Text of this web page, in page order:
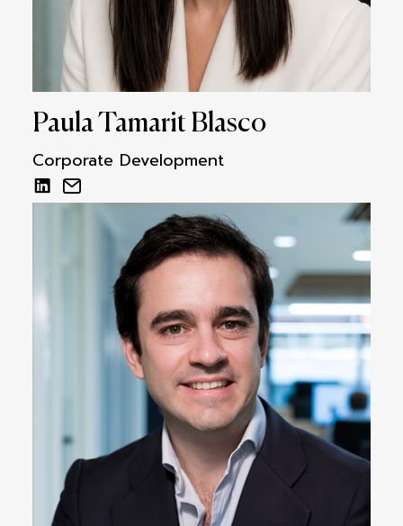
Paula Tamarit Blasco
Corporate Development